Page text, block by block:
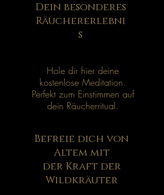
Dein besonderes
Räuchererlebni
s
Hole dir hier deine
kostenlose Meditation.
Perfekt zum Einstimmen auf
dein Räucherritual.
Befreie dich von
Altem mit
der Kraft der
Wildkräuter